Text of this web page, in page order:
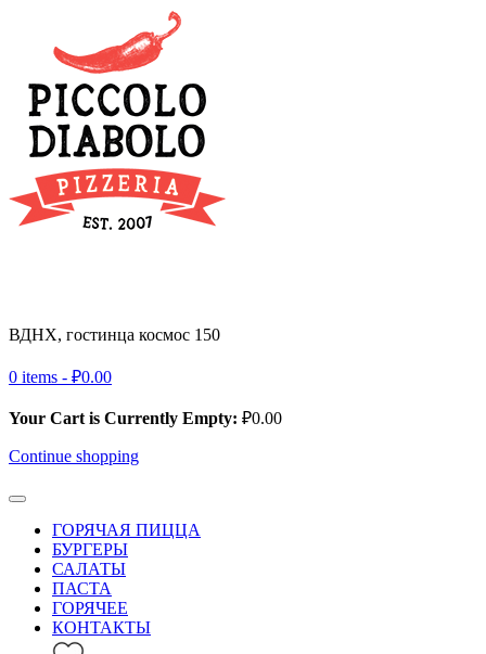
ВДНХ, гостинца космос 150
0 items - ₽0.00
Your Cart is Currently Empty: ₽0.00
Continue shopping
ГОРЯЧАЯ ПИЦЦА
БУРГЕРЫ
САЛАТЫ
ПАСТА
ГОРЯЧЕЕ
КОНТАКТЫ